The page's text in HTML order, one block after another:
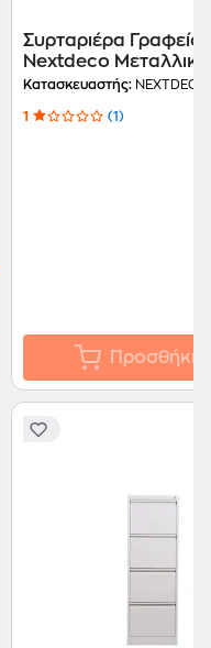
Συρταριέρα
Nextdeco Μεταλλική
28x41x48.6 cm -
Κατασκευαστής: NEXTDECO
1 (1)
Προσθήκη